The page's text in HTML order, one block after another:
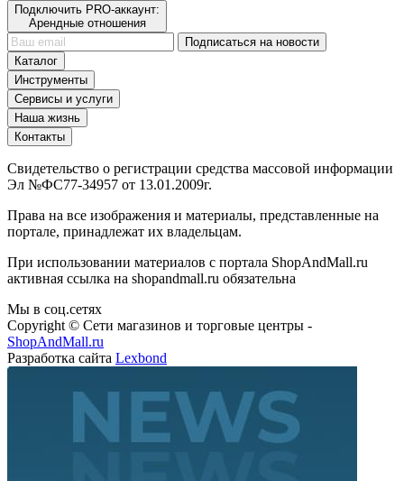
Подключить PRO-аккаунт:
Арендные отношения
Подписаться на новости
Каталог
Инструменты
Сервисы и услуги
Наша жизнь
Контакты
Свидетельство о регистрации средства массовой информации
Эл №ФС77-34957 от 13.01.2009г.
Права на все изображения и материалы, представленные на
портале, принадлежат их владельцам.
При использовании материалов с портала ShopAndMall.ru
активная ссылка на shopandmall.ru обязательна
Мы в соц.сетях
Copyright © Сети магазинов и торговые центры -
ShopAndMall.ru
Разработка сайта Lexbond